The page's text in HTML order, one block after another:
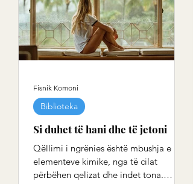
Si duhet të hani dhe të jetoni
Qëllimi i ngrënies është mbushja e
elementeve kimike, nga të cilat
përbëhen qelizat dhe indet tona.
Biblioteka
Fisnik Komoni